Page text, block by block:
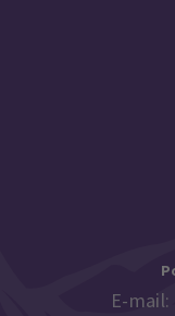
E-mail: